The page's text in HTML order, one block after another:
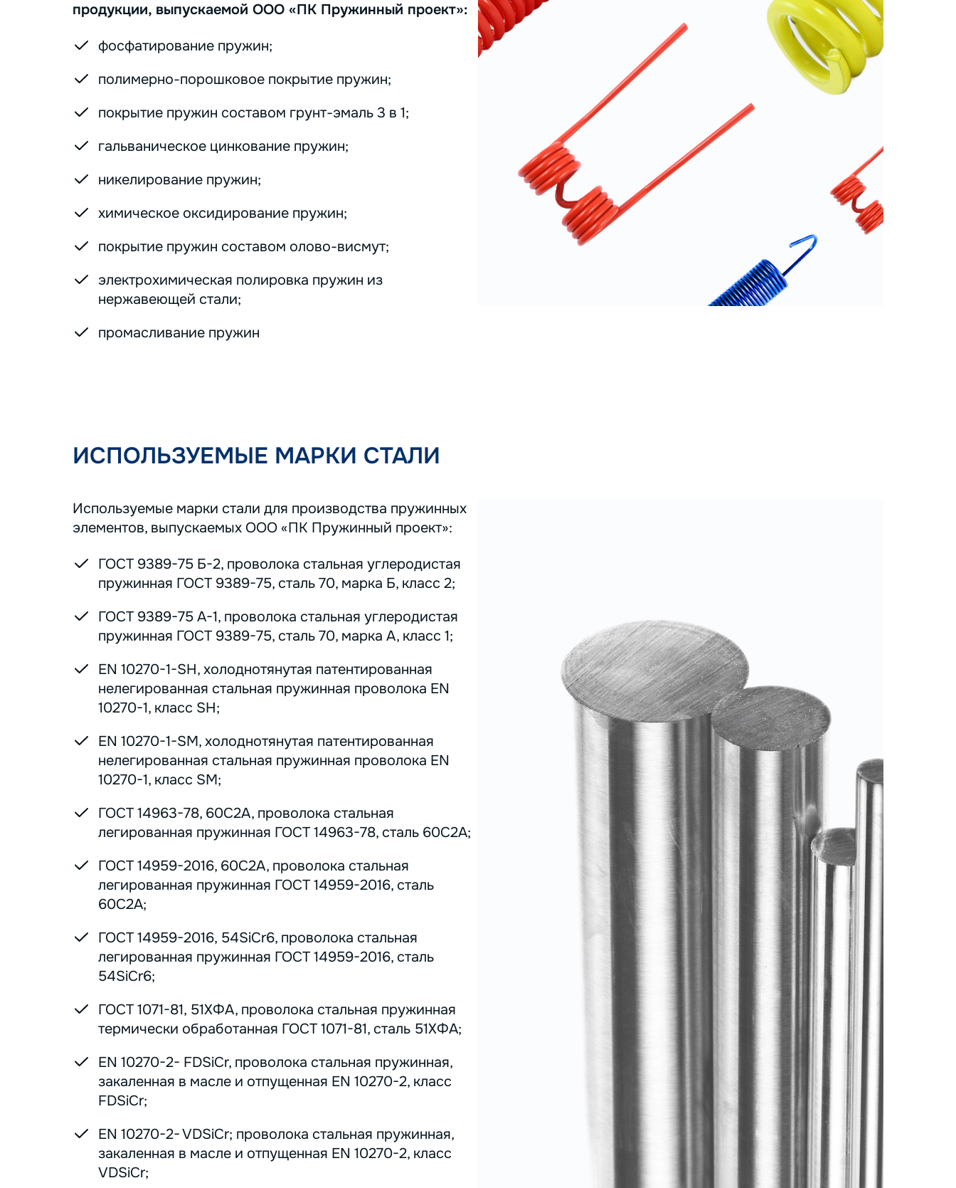
продукции, выпускаемой ООО «ПК Пружинный проект»:
фосфатирование пружин;
полимерно-порошковое покрытие пружин;
покрытие пружин составом грунт-эмаль 3 в 1;
гальваническое цинкование пружин;
никелирование пружин;
химическое оксидирование пружин;
покрытие пружин составом олово-висмут;
электрохимическая полировка пружин из
нержавеющей стали;
промасливание пружин
ИСПОЛЬЗУЕМЫЕ МАРКИ СТАЛИ
Используемые марки стали для производства пружинных
элементов, выпускаемых ООО «ПК Пружинный проект»:
ГОСТ 9389-75 Б-2, проволока стальная углеродистая
пружинная ГОСТ 9389-75, сталь 70, марка Б, класс 2;
ГОСТ 9389-75 А-1, проволока стальная углеродистая
пружинная ГОСТ 9389-75, сталь 70, марка А, класс 1;
EN 10270-1-SH, холоднотянутая патентированная
нелегированная стальная пружинная проволока EN
10270-1, класс SH;
EN 10270-1-SM, холоднотянутая патентированная
нелегированная стальная пружинная проволока EN
10270-1, класс SM;
ГОСТ 14963-78, 60С2А, проволока стальная
легированная пружинная ГОСТ 14963-78, сталь 60С2А;
ГОСТ 14959-2016, 60С2А, проволока стальная
легированная пружинная ГОСТ 14959-2016, сталь
60С2А;
ГОСТ 14959-2016, 54SiCr6, проволока стальная
легированная пружинная ГОСТ 14959-2016, сталь
54SiCr6;
ГОСТ 1071-81, 51ХФА, проволока стальная пружинная
термически обработанная ГОСТ 1071-81, сталь 51ХФА;
EN 10270-2- FDSiCr, проволока стальная пружинная,
закаленная в масле и отпущенная EN 10270-2, класс
FDSiCr;
EN 10270-2- VDSiCr; проволока стальная пружинная,
закаленная в масле и отпущенная EN 10270-2, класс
VDSiCr;